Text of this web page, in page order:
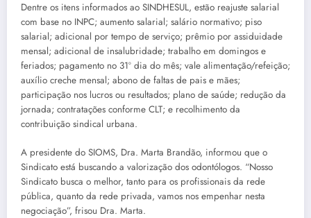
Dentre os itens informados ao SINDHESUL, estão reajuste salarial
com base no INPC; aumento salarial; salário normativo; piso
salarial; adicional por tempo de serviço; prêmio por assiduidade
mensal; adicional de insalubridade; trabalho em domingos e
feriados; pagamento no 31º dia do mês; vale alimentação/refeição;
auxílio creche mensal; abono de faltas de pais e mães;
participação nos lucros ou resultados; plano de saúde; redução da
jornada; contratações conforme CLT; e recolhimento da
contribuição sindical urbana.
A presidente do SIOMS, Dra. Marta Brandão, informou que o
Sindicato está buscando a valorização dos odontólogos. “Nosso
Sindicato busca o melhor, tanto para os profissionais da rede
pública, quanto da rede privada, vamos nos empenhar nesta
negociação”, frisou Dra. Marta.